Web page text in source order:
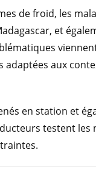
de froid, les
et
aux
en station et
testent les